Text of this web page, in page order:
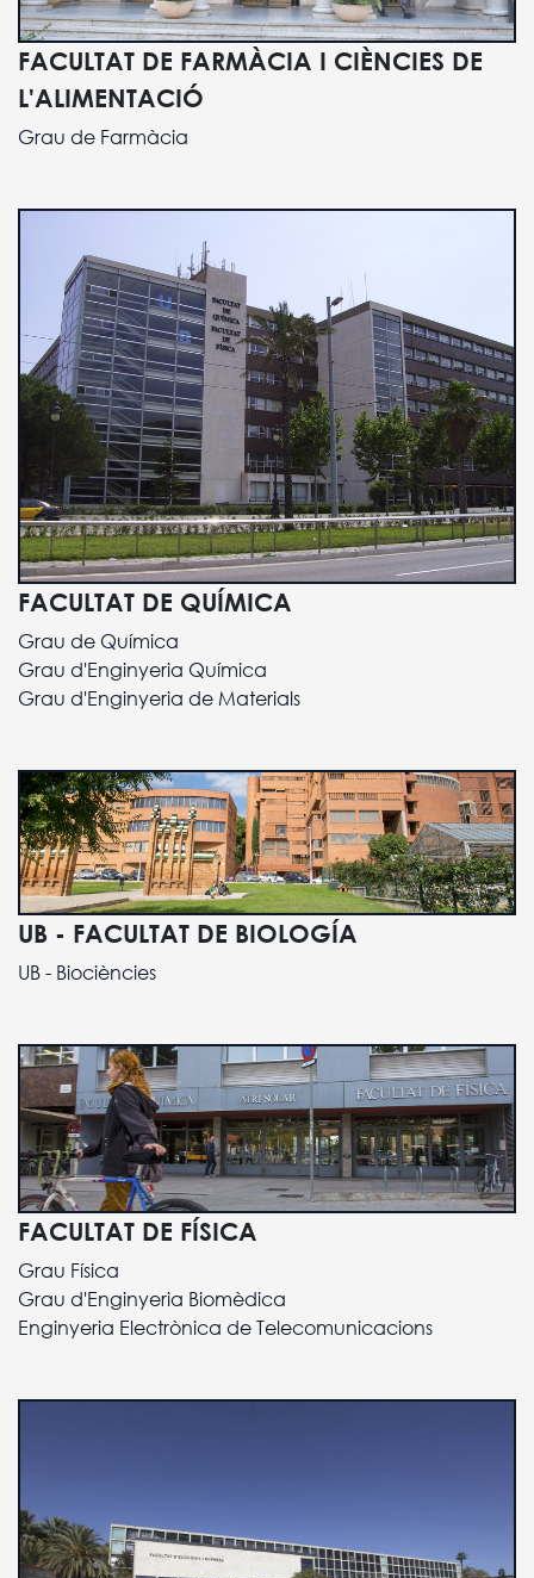
FACULTAT DE FARMÀCIA I CIÈNCIES DE
L'ALIMENTACIÓ
Grau de Farmàcia
FACULTAT DE QUÍMICA
Grau de Química
Grau d'Enginyeria Química
Grau d'Enginyeria de Materials
UB - FACULTAT DE BIOLOGÍA
UB - Biociències
FACULTAT DE FÍSICA
Grau Física
Grau d'Enginyeria Biomèdica
Enginyeria Electrònica de Telecomunicacions